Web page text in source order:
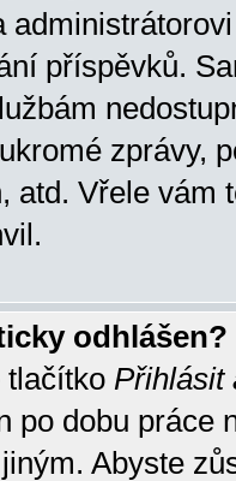
příspěvků.
zprávy,
atd. Vřele vám
odhlášen?
tlačítko Přihlásit
po dobu práce
Abyste